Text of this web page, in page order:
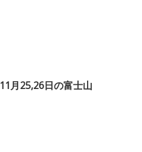
11月25,26日の富士山